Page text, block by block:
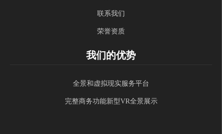
联系我们
荣誉资质
我们的优势
全景和虚拟现实服务平台
完整商务功能新型VR全景展示